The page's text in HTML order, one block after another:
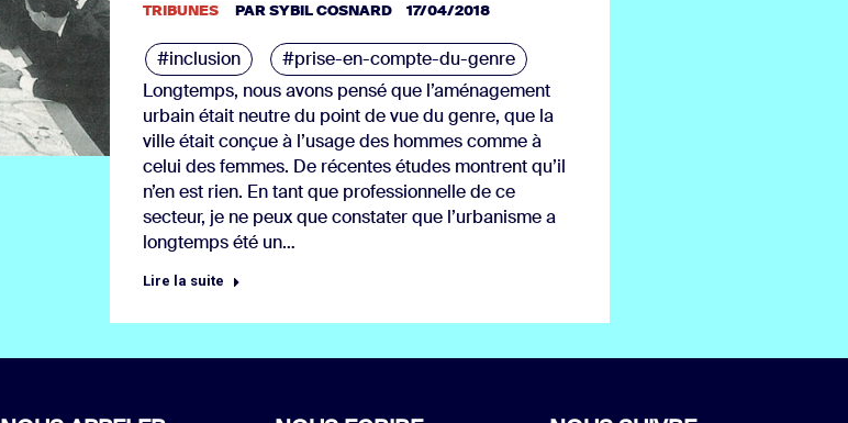
TRIBUNES PARSYBIL COSNARD 17/04/2018
#inclusion
#prise-en-compte-du-genre
Longtemps, nous avons pensé que l’aménagement
urbain était neutre du point de vue du genre, que la
ville était conçue à l’usage des hommes comme à
celui des femmes. De récentes études montrent qu’il
n’en est rien. En tant que professionnelle de ce
secteur, je ne peux que constater que l’urbanisme a
longtemps été un…
Lire la suite